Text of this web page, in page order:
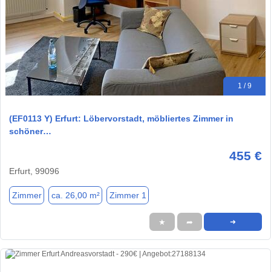
1 / 9
(EF0113 Y) Erfurt: Löbervorstadt, möbliertes Zimmer in
schöner…
455 €
Erfurt, 99096
Zimmer ca. 26,00 m² Zimmer 1
★ ➦ ➜